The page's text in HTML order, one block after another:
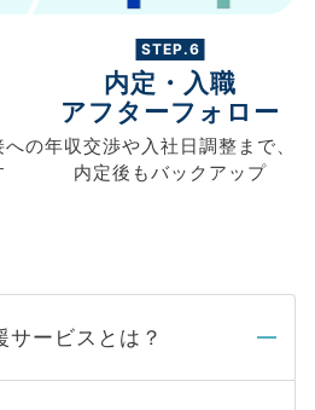
への
STEP.6
内定・入職
アフターフォロー
年収交渉や入社日調整まで、
内定後もバックアップ
サービスとは？